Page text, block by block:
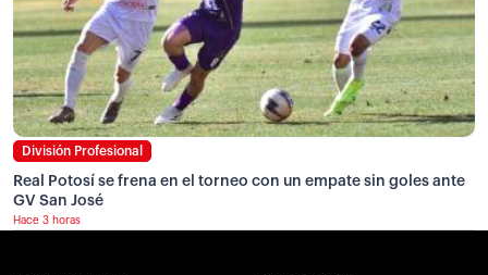
División Profesional
Real Potosí se frena en el torneo con un empate sin goles ante
GV San José
Hace 3 horas